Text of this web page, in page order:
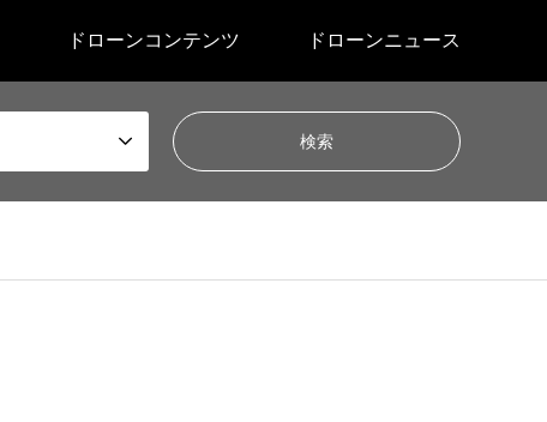
ドローンコンテンツ ドローンニュース